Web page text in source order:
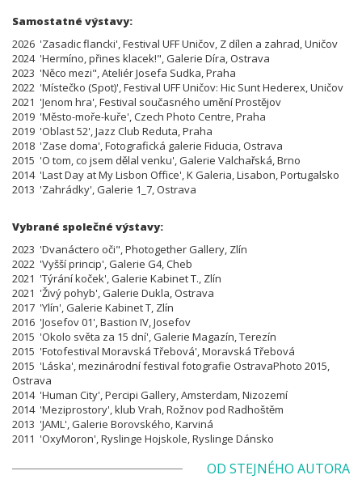
Samostatné výstavy:
2026 'Zasadic flancki', Festival UFF Uničov, Z dílen a zahrad, Uničov
2024 'Hermíno, přines klacek!", Galerie Díra, Ostrava
2023 'Něco mezi", Ateliér Josefa Sudka, Praha
2022 'Místečko (Spot)', Festival UFF Uničov: Hic Sunt Hederex, Uničov
2021 'Jenom hra', Festival současného umění Prostějov
2019 'Město-moře-kuře', Czech Photo Centre, Praha
2019 'Oblast 52', Jazz Club Reduta, Praha
2018 'Zase doma', Fotografická galerie Fiducia, Ostrava
2015 'O tom, co jsem dělal venku', Galerie Valchařská, Brno
2014 'Last Day at My Lisbon Office', K Galeria, Lisabon, Portugalsko
2013 'Zahrádky', Galerie 1_7, Ostrava
Vybrané společné výstavy:
2023 'Dvanáctero oči", Photogether Gallery, Zlín
2022 'Vyšší princip' , Galerie G4, Cheb
2021 'Týrání koček' , Galerie Kabinet T., Zlín
2021 'Živý pohyb' , Galerie Dukla, Ostrava
2017 'Ylín' , Galerie Kabinet T, Zlín
2016 'Josefov 01' , Bastion IV, Josefov
2015 'Okolo světa za 15 dní' , Galerie Magazín, Terezín
2015 'Fotofestival Moravská Třebová' , Moravská Třebová
2015 'Láska', mezinárodní festival fotografie OstravaPhoto 2015,
Ostrava
2014 'Human City', Percipi Gallery, Amsterdam, Nizozemí
2014 'Meziprostory', klub Vrah, Rožnov pod Radhoštěm
2013 'JAML', Galerie Borovského, Karviná
2011 'OxyMoron', Ryslinge Hojskole, Ryslinge Dánsko
OD STEJNÉHO AUTORA